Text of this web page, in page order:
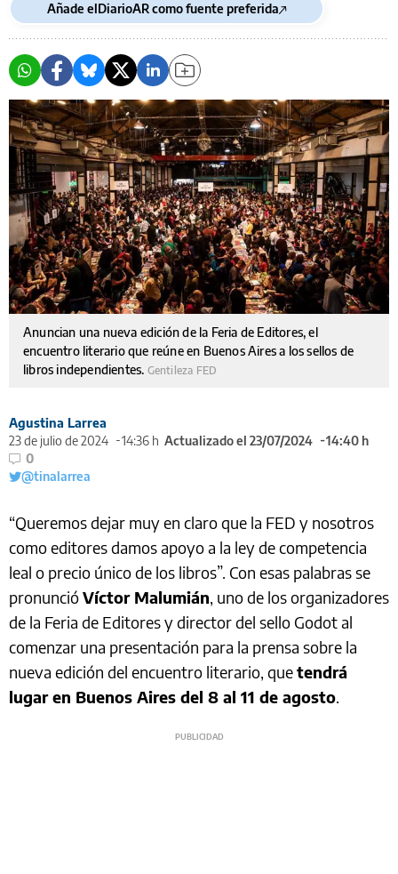
Añade elDiarioAR como fuente preferida
Anuncian una nueva edición de la Feria de Editores, el
encuentro literario que reúne en Buenos Aires a los sellos de
libros independientes. Gentileza FED
Agustina Larrea
23 de julio de 2024
14:36 h Actualizado el 23/07/2024
14:40 h
0
@tinalarrea
“Queremos dejar muy en claro que la FED y nosotros
como editores damos apoyo a la ley de competencia
leal o precio único de los libros”. Con esas palabras se
pronuncióVíctor Malumián, uno de los organizadores
de la Feria de Editores y director del sello Godot al
comenzar una presentación para la prensa sobre la
nueva edición del encuentro literario, quetendrá
lugar en Buenos Aires del 8 al 11 de agosto.